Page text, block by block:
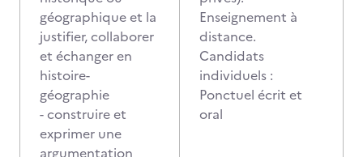
géographique et la
justifier, collaborer
et échanger en
histoire-
géographie
- construire et
exprimer une
argumentation
Enseignement à
distance.
Candidats
individuels :
Ponctuel écrit et
oral